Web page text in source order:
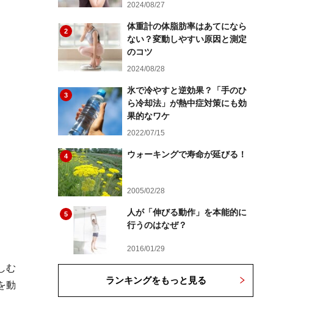
む
動
2024/08/27
2
体重計の体脂肪率はあてになら
ない？変動しやすい原因と測定
のコツ
2024/08/28
3
氷で冷やすと逆効果？「手のひ
ら冷却法」が熱中症対策にも効
果的なワケ
2022/07/15
4 ウォーキングで寿命が延びる！
2005/02/28
5
人が「伸びる動作」を本能的に
行うのはなぜ？
2016/01/29
ランキングをもっと見る